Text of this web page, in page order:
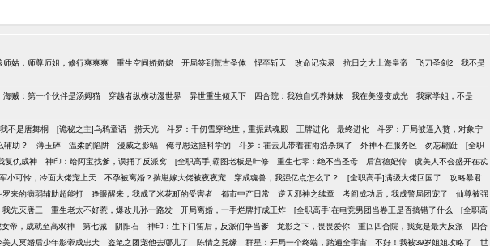
师姑，师尊师姐，修行爽爽爽 重生空间娇娇媳 开局签到荒古圣体 悍卒斩天 改命记实录 抗日之大上海皇帝 飞刀圣剑2
我不是
海贼：第一个伙伴是汤姆猫 穿越者纵横动漫世界 异世重生倾天下 四合院：我独自抚养妹妹 我在美漫变成光
我家学姐，不是
不是唐舞桐 [诡秘之主]乌鸦童话 捞天光 斗罗：千仞雪穿绝世，重振武魂殿 王牌进化 最终进化
斗罗：开局被逼入赘，对象宁
辅助？ 薄玉碎 温柔的陷阱 漫威之影蝠 俺寻思这挺科学的 斗罗：霍云儿带着霍雨浩杀疯了 外神不在服务区 勿忘翩跹
[全职
复仇成神 神印：给阿宝找爹，误捅了反派窝 [全职高手]霸图老板是叶修 重生七零：绝不当圣母 后宫德妃传
虞美人不会盛开在忒
小可怜，冷面大佬宠上天 不孕被离婚？揣崽嫁大佬被夜夜宠 穿成魂兽，我强亿点怎么了？ [全职高手]满级大佬回国了
攻略暴君
罗来的病弱辅助超能打 睁眼醒来，我成了米花町的受害者 都市中产日常 逆天邪神之续章 考阎成功后，我成警局团宠了
仙尊被强
先灭唐三 重生老太不好惹，爆改儿孙一路发 开局离婚，一手烂牌打成王炸 [全职高手]在电竞男团当卷王是否搞错了什么
[全职高
帝，成就至高双神 第七诫 阴阳石 神印：生下门笛后，反派们争当爹 龙影之下，畏畏爱你 重回四合院，我竟是最大反派
四合
美人冥婚后少年影帝成忠犬 盗笔之团宠他去哪儿了 陈情之兕缘 群星：开局一个终端，踏遍全宇宙 不好！我被39岁姐姐攻略了 世